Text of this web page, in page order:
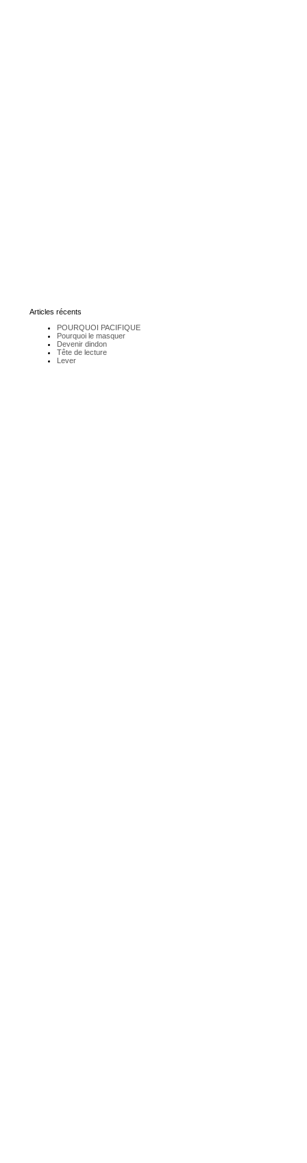
Articles récents
POURQUOI PACIFIQUE
Pourquoi le masquer
Devenir dindon
Tête de lecture
Lever